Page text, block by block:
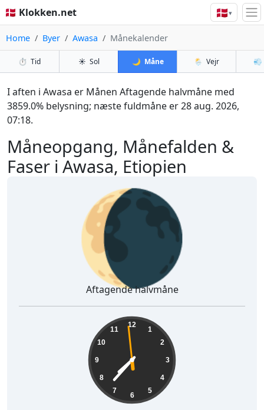
🇩🇰 Klokken.net 🇩🇰▾
Home Byer Awasa Månekalender
⏱️ Tid ☀️ Sol 🌙 Måne 🌦️ Vejr 💨
Måneopgang, Månefalden &
Faser i Awasa, Etiopien
I aften i Awasa er Månen Aftagende halvmåne med
3859.0% belysning; næste fuldmåne er 28 aug. 2026,
07:18.
🌘
Aftagende halvmåne
12
1
2
3
4
5
6
7
8
9
10
11